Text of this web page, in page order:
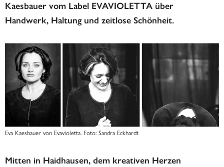
Kaesbauer vom Label EVAVIOLETTA über
Handwerk, Haltung und zeitlose Schönheit.
Eva Kaesbauer von Evavioletta. Foto: Sandra Eckhardt
Mitten in Haidhausen, dem kreativen Herzen